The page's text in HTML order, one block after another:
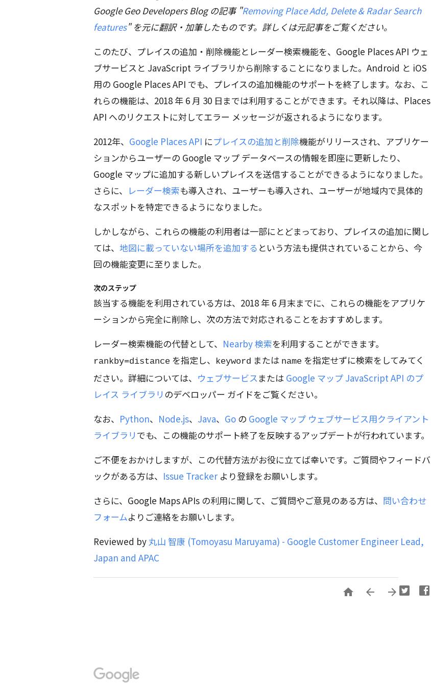
Google Geo Developers Blog の記事 "Removing Place Add, Delete & Radar Search
features" を元に翻訳・加筆したものです。詳しくは元記事をご覧ください。
このたび、プレイスの追加・削除機能とレーダー検索機能を、Google Places API ウェ
ブサービスと JavaScript ライブラリから削除することになりました。Android と iOS
用の Google Places API でも、プレイスの追加機能のサポートを終了します。なお、こ
れらの機能は、2018 年 6 月 30 日までは利用することができます。それ以降は、Places
API へのリクエストに対してエラー メッセージが返されるようになります。
2012年、 Google Places API にプレイスの追加と削除機能がリリースされ、アプリケー
ションからユーザーの Google マップ データベースの情報を即座に更新したり、
Google マップに追加する新しいプレイスを送信することができるようになりました。
さらに、 レーダー検索も導入され、ユーザーも導入され、ユーザーが地域内で具体的
なスポットを特定できるようになりました。
しかしながら、これらの機能の利用者は一部にとどまっており、プレイスの追加に関し
ては、 地図に載っていない場所を追加する という方法も提供されていることから、今
回の機能変更に至りました。
次のステップ
該当する機能を利用されている方は、2018 年 6 月末までに、これらの機能をアプリケ
ーションから完全に削除し、次の方法で対応されることをおすすめします。
レーダー検索機能の代替として、 Nearby 検索を利用することができます。
rankby=distance を指定し、 keyword または name を指定せずに検索をしてみてく
ださい。詳細については、 ウェブサービスまたは Google マップ JavaScript API のプ
レイス ライブラリ のデベロッパー ガイドをご覧ください。
なお、 Python、 Node.js、 Java、 Go の Google マップ ウェブサービス用クライアント
ライブラリ でも、この機能のサポート終了を反映するアップデートが行われています。
ご不便をおかけしますが、この代替方法がお役に立てば幸いです。ご質問やフィードバ
ックがある方は、 Issue Tracker より登録をお願いします。
さらに、Google Maps APIs の利用に関して、ご質問やご意見のある方は、 問い合わせ
フォームよりご連絡をお願いします。
Reviewed by 丸山 智康 (Tomoyasu Maruyama) - Google Customer Engineer Lead,
Japan and APAC
  